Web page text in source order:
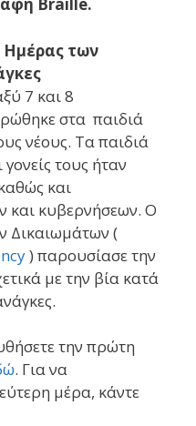
Ημέρας των
7 και 8
στα παιδιά
νέους. Τα παιδιά
γονείς τους ήταν
και
και κυβερνήσεων. Ο
Δικαιωμάτων (
) παρουσίασε την
με την βία κατά
την πρώτη
. Για να
μέρα, κάντε